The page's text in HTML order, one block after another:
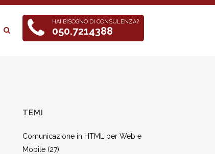
HAI BISOGNO DI CONSULENZA?
050.7214388
TEMI
Comunicazione in HTML per Web e
Mobile (27)